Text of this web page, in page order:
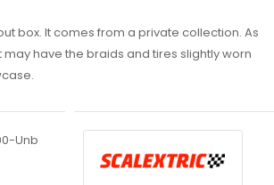
box. It comes from a private collection. As
may have the braids and tires slightly worn
Unb